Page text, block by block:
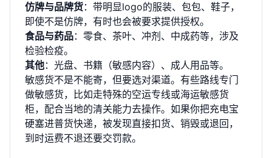
仿牌与品牌货：带明显logo的服装、包包、鞋子，
即使不是仿牌，有时也会被要求提供授权。
食品与药品：零食、茶叶、冲剂、中成药等，涉及
检验检疫。
其他：光盘、书籍（敏感内容）、成人用品等。
敏感货不是不能寄，但要选对渠道。有些路线专门
做敏感货，比如走特殊的空运专线或海运敏感货
柜，配合当地的清关能力去操作。如果你把充电宝
硬塞进普货快递，被发现直接扣货、销毁或退回，
到时运费不退还要交罚款。